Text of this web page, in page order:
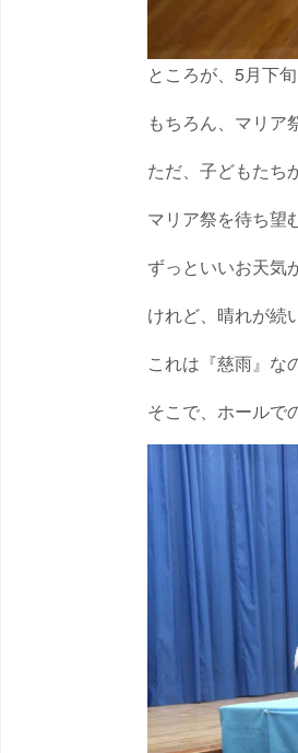
ところが、5月下
もちろん、マリア
ただ、子どもたち
マリア祭を待ち望
ずっといいお天気
けれど、晴れが続
これは『慈雨』な
そこで、ホールで